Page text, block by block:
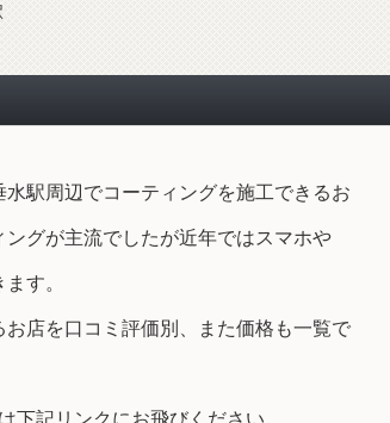
駅周辺でコーティングを施工できるお
グが主流でしたが近年ではスマホや
す。
店を口コミ評価別、また価格も一覧で
下記リンクにお飛びください。